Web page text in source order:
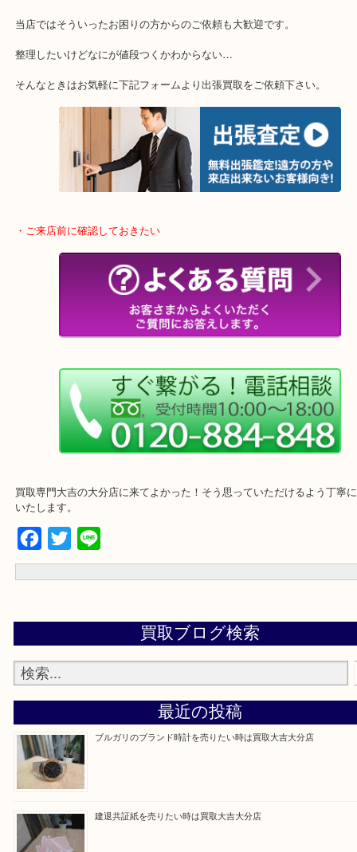
・特殊査定依頼のご相談もお気軽に
終活・遺品整理・生前整理・断捨離・引っ越し
物を整理するケースは年々増加傾向です。
当店ではそういったお困りの方からのご依頼も大歓迎です。
整理したいけどなにが値段つくかわからない…
・ご来店前に確認しておきたい
いたします。
Facebook
Twitter
Line